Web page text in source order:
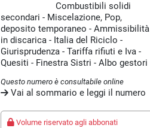
Combustibili solidi
secondari - Miscelazione, Pop,
deposito temporaneo - Ammissibilità
in discarica - Italia del Riciclo -
Giurisprudenza - Tariffa rifiuti e Iva -
Quesiti - Finestra Sistri - Albo gestori
Questo numero è consultabile online
Vai al sommario e leggi il numero
Volume riservato agli abbonati